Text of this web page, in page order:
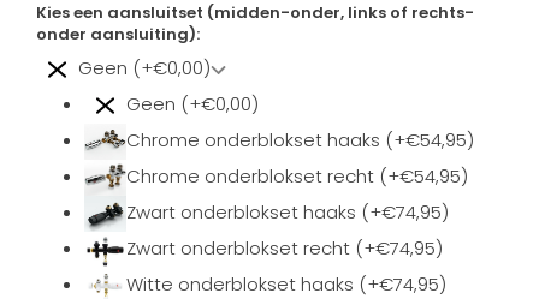
Kies een aansluitset (midden-onder, links of rechts-
onder aansluiting):
Geen (+€0,00)
Geen (+€0,00)
Chrome onderblokset haaks (+€54,95)
Chrome onderblokset recht (+€54,95)
Zwart onderblokset haaks (+€74,95)
Zwart onderblokset recht (+€74,95)
Witte onderblokset haaks (+€74,95)